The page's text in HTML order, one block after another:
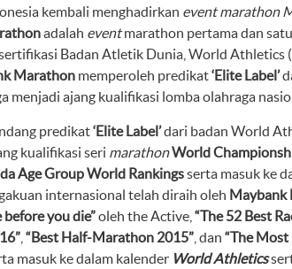
kembali menghadirkan event marathon
adalah eventmarathon pertama dan
Badan Atletik Dunia, World Athletics
Marathon memperoleh predikat‘Elite Label’
menjadi ajang kualifikasi lomba olahraga
predikat‘Elite Label’dari badan World
kualifikasi seri marathonWorld
Age Group World Rankingsserta masuk ke
internasional telah diraih oleh Maybank
you die”oleh the Active, “The 52 Best
“Best Half-Marathon 2015” , dan “The
masuk ke dalam kalender World Athletics